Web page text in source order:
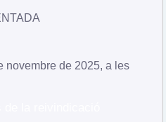
novembre de 2025, a les